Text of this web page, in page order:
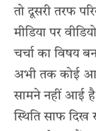
तो दूसरी तरफ
मीडिया पर
चर्चा का विषय
अभी तक कोई
सामने नहीं आई
स्थिति साफ दिख